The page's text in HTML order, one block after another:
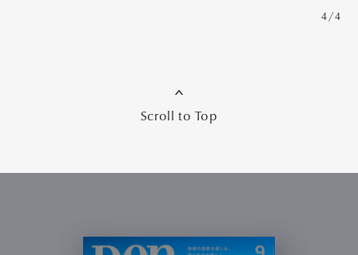
4/4
Scroll to Top